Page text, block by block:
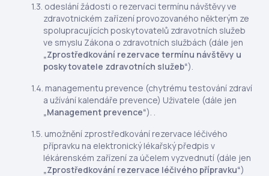
odeslání žádosti o rezervaci termínu návštěvy ve
zdravotnickém zařízení provozovaného některým ze
spolupracujících poskytovatelů zdravotních služeb
ve smyslu Zákona o zdravotních službách (dále jen
„Zprostředkování rezervace termínu návštěvy u
poskytovatele zdravotních služeb“).
managementu prevence (chytrému testování zdraví
a užívání kalendáře prevence) Uživatele (dále jen
„Management prevence“). .
umožnění zprostředkování rezervace léčivého
přípravku na elektronický lékařský předpis v
lékárenském zařízení za účelem vyzvednutí (dále jen
„Zprostředkování rezervace léčivého přípravku“)